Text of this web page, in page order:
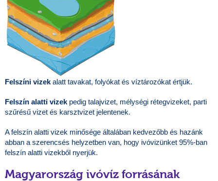
Felszíni vizek alatt tavakat, folyókat és víztározókat értjük.
Felszín alatti vizek pedig talajvizet, mélységi rétegvizeket, parti
szűrésű vizet és karsztvizet jelentenek.
A felszín alatti vizek minősége általában kedvezőbb és hazánk
abban a szerencsés helyzetben van, hogy ivóvizünket 95%-ban
felszín alatti vizekből nyerjük.
Magyarország ivóvíz forrásának